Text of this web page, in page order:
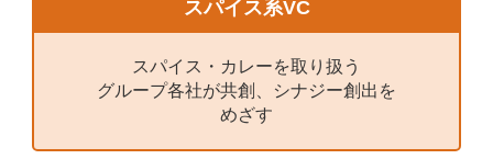
食で未来の体をつくる
食で自分や家族、身近な人の体をケアできる
ハウス食品グループは、人生100年時代に、
スパイス系VC
スパイス・カレーを取り扱う
グループ各社が共創、
シナジー創出を
めざす